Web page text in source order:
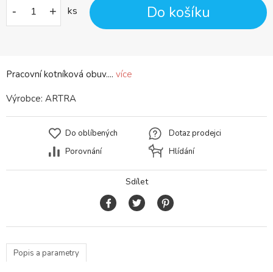
Pracovní kotníková obuv.... více
- + ks Do košíku
Výrobce: ARTRA
Do oblíbených
Porovnání
Dotaz prodejci
Hlídání
Sdílet
Popis a parametry